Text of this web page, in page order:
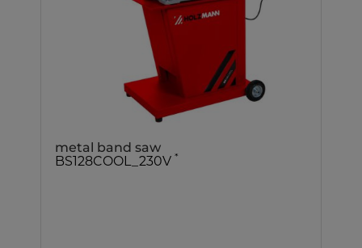
metal band saw
BS128COOL_230V *